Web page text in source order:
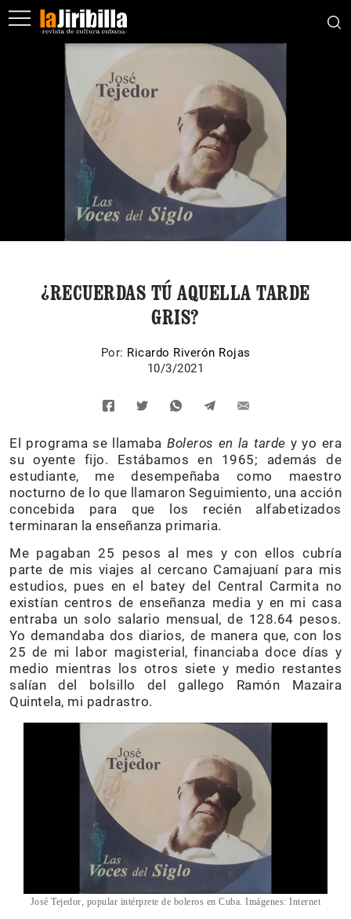
¿RECUERDAS TÚ AQUELLA TARDE
GRIS?
Por: Ricardo Riverón Rojas
10/3/2021
El programa se llamabaBoleros en la tarde y yo era
su oyente fijo. Estábamos en 1965; además de
estudiante, me desempeñaba como maestro
nocturno de lo que llamaron Seguimiento, una acción
concebida para que los recién alfabetizados
terminaran la enseñanza primaria.
Me pagaban 25 pesos al mes y con ellos cubría
parte de mis viajes al cercano Camajuaní para mis
estudios, pues en el batey del Central Carmita no
existían centros de enseñanza media y en mi casa
entraba un solo salario mensual, de 128.64 pesos.
Yo demandaba dos diarios, de manera que, con los
25 de mi labor magisterial, financiaba doce días y
medio mientras los otros siete y medio restantes
salían del bolsillo del gallego Ramón Mazaira
Quintela, mi padrastro.
José Tejedor, popular intérprete de boleros en Cuba. Imágenes: Internet